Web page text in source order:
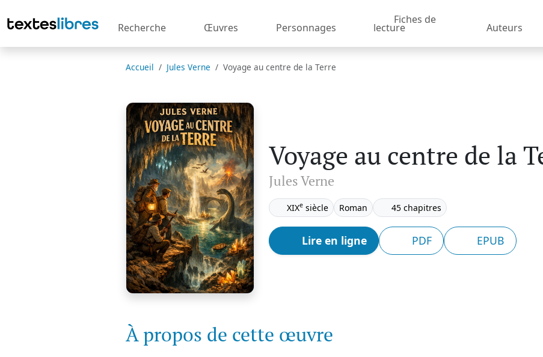
Recherche Œuvres Personnages
Fiches de
lecture Auteurs
Accueil Jules Verne Voyage au centre de la Terre
Voyage au centre de la
Jules Verne
XIXe siècle Roman 45 chapitres
Lire en ligne PDF EPUB
À propos de cette œuvre